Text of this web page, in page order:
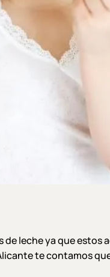
leche ya que estos
te contamos